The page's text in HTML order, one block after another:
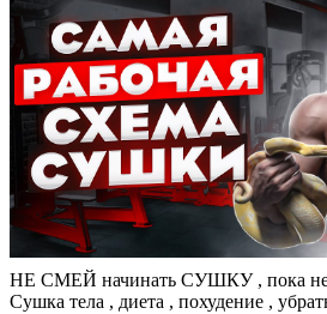
НЕ СМЕЙ начинать СУШКУ , пока
Сушка тела , диета , похудение ,